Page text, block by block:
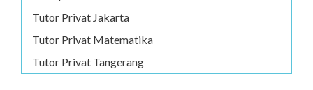
Tutor Privat Jakarta
Tutor Privat Matematika
Tutor Privat Tangerang